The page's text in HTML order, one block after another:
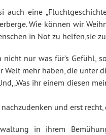
auch eine
Wie können wir
in Not zu helfen,sie
nicht nur was für’s Gefühl,
Welt mehr haben, die unter
„Was ihr einem diesen
und erst
in ihrem